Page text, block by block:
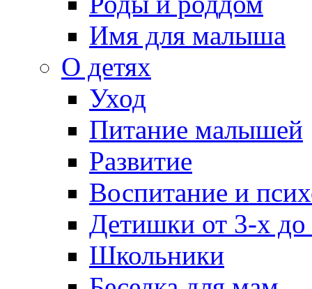
Имя для малыша
О детях
Уход
Питание малышей
Развитие
Воспитание и
Детишки от 3-х
Школьники